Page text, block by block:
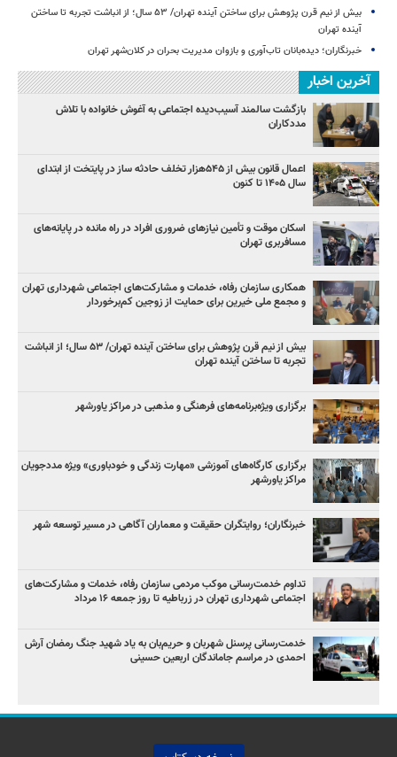
بیش از نیم قرن پژوهش برای ساختن آینده تهران/ ۵۳ سال؛ از انباشت تجربه تا ساختن
آینده تهران
خبرنگاران؛ دیده‌بانان تاب‌آوری و بازوان مدیریت بحران در کلان‌شهر تهران
آخرین اخبار
بازگشت سالمند آسیب‌دیده اجتماعی به آغوش خانواده با تلاش
مددکاران
اعمال قانون بیش از ۵۴۵هزار تخلف حادثه ساز در پایتخت از ابتدای
سال ۱۴۰۵ تا کنون
اسکان موقت و تأمین نیازهای ضروری افراد در راه مانده در پایانه‌های
مسافربری تهران
همکاری سازمان رفاه، خدمات و مشارکت‌های اجتماعی شهرداری تهران
و مجمع ملی خیرین برای حمایت از زوجین کم‌برخوردار
بیش از نیم قرن پژوهش برای ساختن آینده تهران/ ۵۳ سال؛ از انباشت
تجربه تا ساختن آینده تهران
برگزاری ویژه‌برنامه‌های فرهنگی و مذهبی در مراکز یاورشهر
برگزاری کارگاه‌های آموزشی «مهارت زندگی و خودباوری» ویژه مددجویان
مراکز یاورشهر
خبرنگاران؛ روایتگران حقیقت و معماران آگاهی در مسیر توسعه شهر
تداوم خدمت‌رسانی موکب مردمی سازمان رفاه، خدمات و مشارکت‌های
اجتماعی شهرداری تهران در زرباطیه تا روز جمعه ۱۶ مرداد
خدمت‌رسانی پرسنل شهربان و حریم‌بان به یاد شهید جنگ رمضان آرش
احمدی در مراسم جاماندگان اربعین حسینی